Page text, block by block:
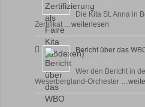
17 April, 2026
Die Kita St. Anna in
Zertifikat …weiterlesen
Bericht über das
Wer den Bericht in
Weserbergland-Orchester …